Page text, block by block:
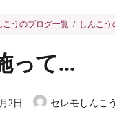
こうのブログ一覧 しんこう
って...
2日 セレモしんこう